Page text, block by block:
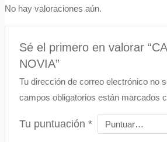
No hay valoraciones aún.
Sé el primero en valorar
NOVIA”
Tu dirección de correo electrónico no
campos obligatorios están marcados
Tu puntuación*